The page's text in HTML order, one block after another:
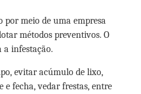
por meio de uma empresa
métodos preventivos. O
a infestação.
evitar acúmulo de lixo,
fecha, vedar frestas, entre